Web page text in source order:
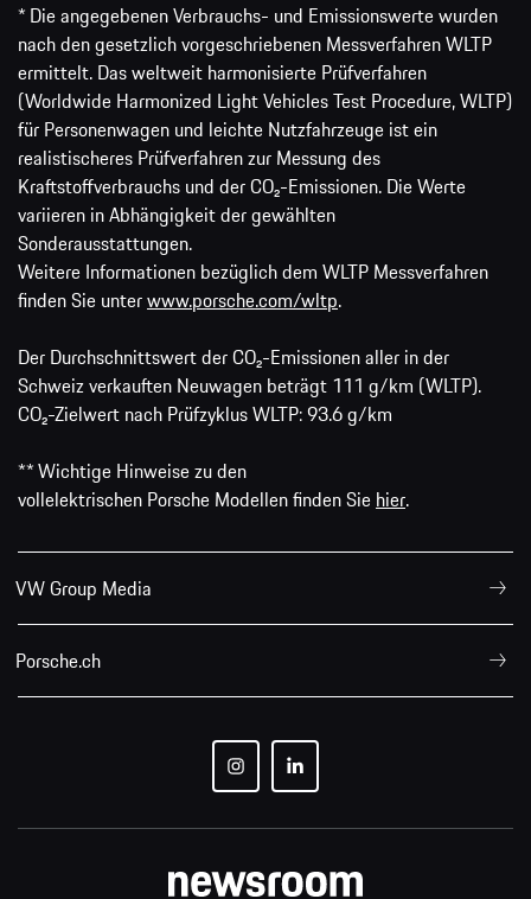
* Die angegebenen Verbrauchs- und Emissionswerte wurden
nach den gesetzlich vorgeschriebenen Messverfahren WLTP
ermittelt. Das weltweit harmonisierte Prüfverfahren
(Worldwide Harmonized Light Vehicles Test Procedure, WLTP)
für Personenwagen und leichte Nutzfahrzeuge ist ein
realistischeres Prüfverfahren zur Messung des
Kraftstoffverbrauchs und der CO₂-Emissionen. Die Werte
variieren in Abhängigkeit der gewählten
Sonderausstattungen.
Weitere Informationen bezüglich dem WLTP Messverfahren
finden Sie unterwww.porsche.com/wltp.
Der Durchschnittswert der CO₂-Emissionen aller in der
Schweiz verkauften Neuwagen beträgt 111 g/km (WLTP).
CO₂-Zielwert nach Prüfzyklus WLTP: 93.6 g/km
** Wichtige Hinweise zu den
vollelektrischen Porsche Modellen finden Sie hier.
VW Group Media
Porsche.ch